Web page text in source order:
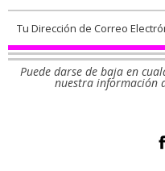
Puede darse de baja en
nuestra información